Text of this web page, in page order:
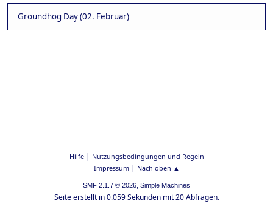
Groundhog Day (02. Februar)
Hilfe| Nutzungsbedingungen und Regeln
Impressum| Nach oben ▲
SMF 2.1.7 © 2026, Simple Machines
Seite erstellt in 0.059 Sekunden mit 20 Abfragen.